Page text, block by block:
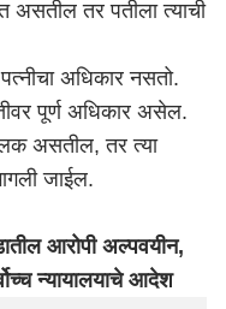
तर पतीला त्याची
अधिकार नसतो.
पूर्ण अधिकार असेल.
असतील, तर त्या
जाईल.
आरोपी अल्पवयीन,
न्यायालयाचे आदेश